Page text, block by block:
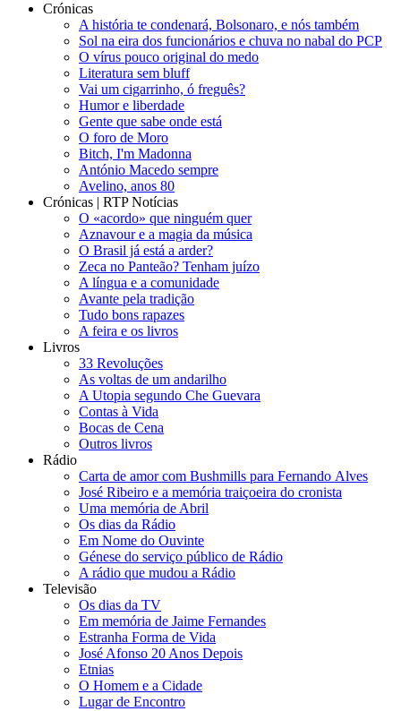
Crónicas
A história te condenará, Bolsonaro, e nós também
Sol na eira dos funcionários e chuva no nabal do PCP
O vírus pouco original do medo
Literatura sem bluff
Vai um cigarrinho, ó freguês?
Humor e liberdade
Gente que sabe onde está
O foro de Moro
Bitch, I'm Madonna
António Macedo sempre
Avelino, anos 80
Crónicas | RTP Notícias
O «acordo» que ninguém quer
Aznavour e a magia da música
O Brasil já está a arder?
Zeca no Panteão? Tenham juízo
A língua e a comunidade
Avante pela tradição
Tudo bons rapazes
A feira e os livros
Livros
33 Revoluções
As voltas de um andarilho
A Utopia segundo Che Guevara
Contas à Vida
Bocas de Cena
Outros livros
Rádio
Carta de amor com Bushmills para Fernando Alves
José Ribeiro e a memória traiçoeira do cronista
Uma memória de Abril
Os dias da Rádio
Em Nome do Ouvinte
Génese do serviço público de Rádio
A rádio que mudou a Rádio
Televisão
Os dias da TV
Em memória de Jaime Fernandes
Estranha Forma de Vida
José Afonso 20 Anos Depois
Etnias
O Homem e a Cidade
Lugar de Encontro